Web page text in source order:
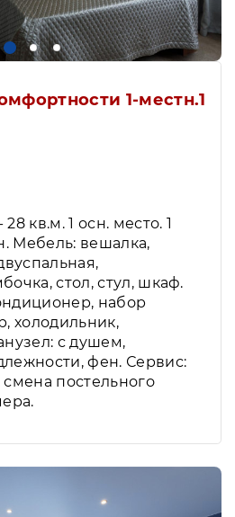
1-местн.1
кв.м. 1 осн. место. 1
Мебель: вешалка,
стол, стул, шкаф.
набор
холодильник,
с душем,
фен. Сервис:
постельного